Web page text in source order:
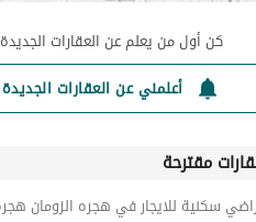
كن أول من يعلم عن العقارات الجديدة
أعلمني عن العقارات الجديدة
مقترحة